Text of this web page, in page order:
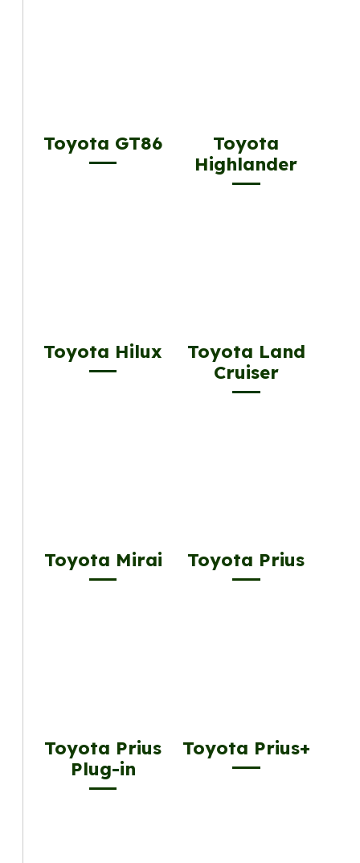
Toyota GT86
Toyota
Highlander
Toyota Hilux
Toyota Land
Cruiser
Toyota Mirai Toyota Prius
Toyota Prius
Plug-in
Toyota Prius+